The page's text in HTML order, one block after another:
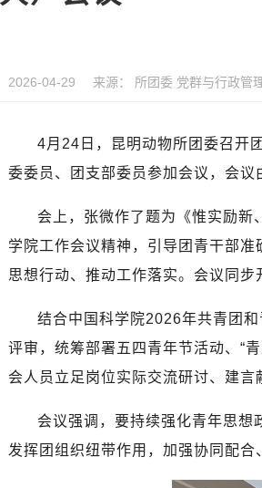
2026-04-29 来源： 所团委 党群与行政管
4月 24 日，昆明动物所团委召开
委委员、团支部委员参加会议，会议
会上，张微作了题为《惟实励
学院工作会议精神，引导团青干部
思想行动、推动工作落实。会议同
结合中国科学院2026年共青团
评审，统筹部署五四青年节活动、“
会人员立足岗位实际交流研讨、建言
会议强调，要持续强化青年思想
发挥团组织纽带作用，加强协同配